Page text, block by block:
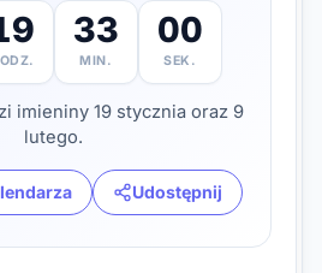
32
MIN.
59
SEK.
imieniny 19 stycznia oraz 9
lutego.
Udostępnij